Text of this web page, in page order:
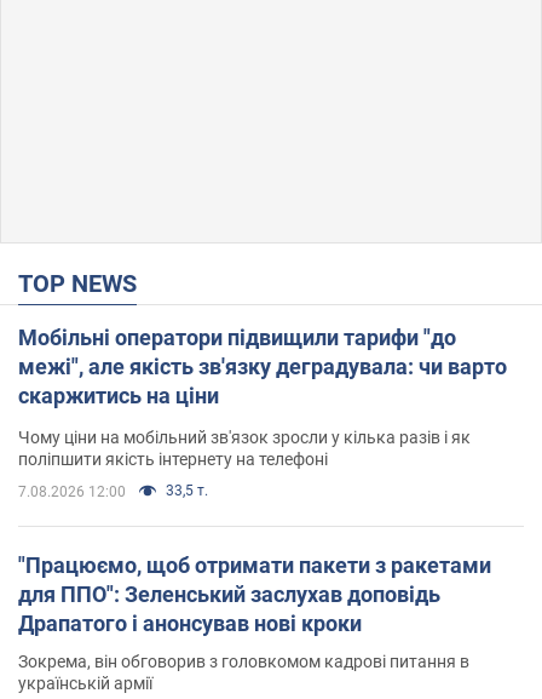
TOP NEWS
Мобільні оператори підвищили тарифи "до
межі", але якість зв'язку деградувала: чи варто
скаржитись на ціни
Чому ціни на мобільний зв'язок зросли у кілька разів і як
поліпшити якість інтернету на телефоні
7.08.2026 12:00 33,5 т.
"Працюємо, щоб отримати пакети з ракетами
для ППО": Зеленський заслухав доповідь
Драпатого і анонсував нові кроки
Зокрема, він обговорив з головкомом кадрові питання в
українській армії